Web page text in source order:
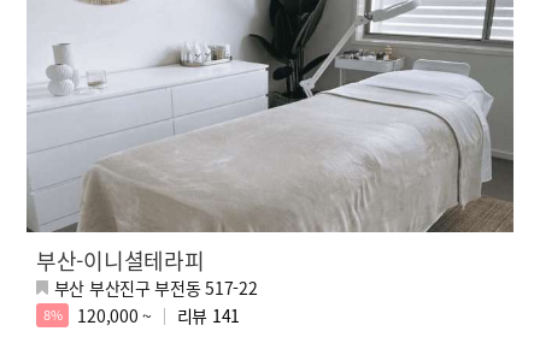
부산-이니셜테라피
부산 부산진구 부전동 517-22
8% 120,000 ~ 리뷰 141